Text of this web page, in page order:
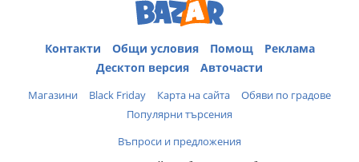
Контакти Общи условия Помощ
Реклама
Десктоп версия
Авточасти
Магазини Black Friday Карта на сайта
Обяви по градове
Популярни търсения
Въпроси и предложения